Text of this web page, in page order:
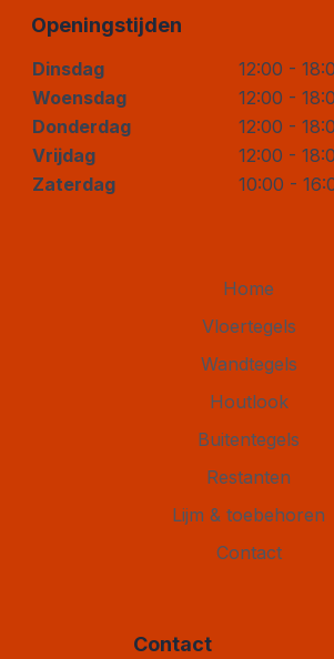
Openingstijden
Dinsdag
12:00 -
Woensdag
12:00 -
Donderdag
12:00 -
Vrijdag
12:00 -
Zaterdag
10:00 -
Home
Vloertegels
Wandtegels
Houtlook
Buitentegels
Restanten
Lijm & toebehoren
Contact
Contact